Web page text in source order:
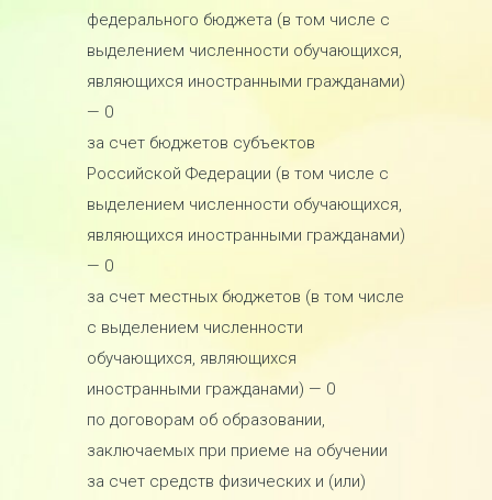
федерального бюджета (в том числе с
выделением численности обучающихся,
являющихся иностранными гражданами)
— 0
за счет бюджетов субъектов
Российской Федерации (в том числе с
выделением численности обучающихся,
являющихся иностранными гражданами)
— 0
за счет местных бюджетов (в том числе
с выделением численности
обучающихся, являющихся
иностранными гражданами) — 0
по договорам об образовании,
заключаемых при приеме на обучении
за счет средств физических и (или)